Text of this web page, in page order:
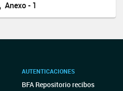
Anexo - 1
AUTENTICACIONES
BFA Repositorio recibos